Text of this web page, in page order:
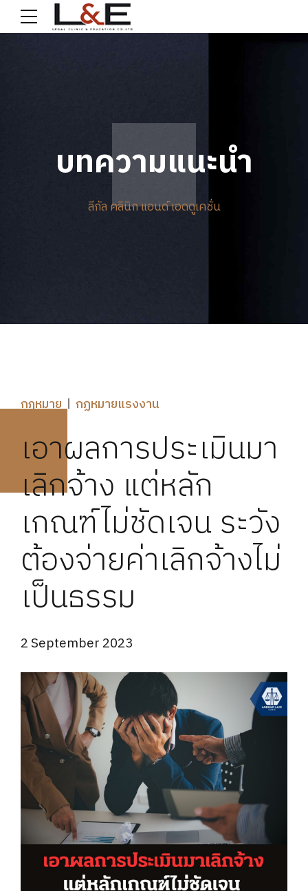
บทความแนะนำ
ลีกัล คลินิก แอนด์ เอดดูเคชั่น
กฎหมาย กฏหมายแรงงาน
เอาผลการประเมินมา
เลิกจ้าง แต่หลัก
เกณฑ์ไม่ชัดเจน ระวัง
ต้องจ่ายค่าเลิกจ้างไม่
เป็นธรรม
2 September 2023